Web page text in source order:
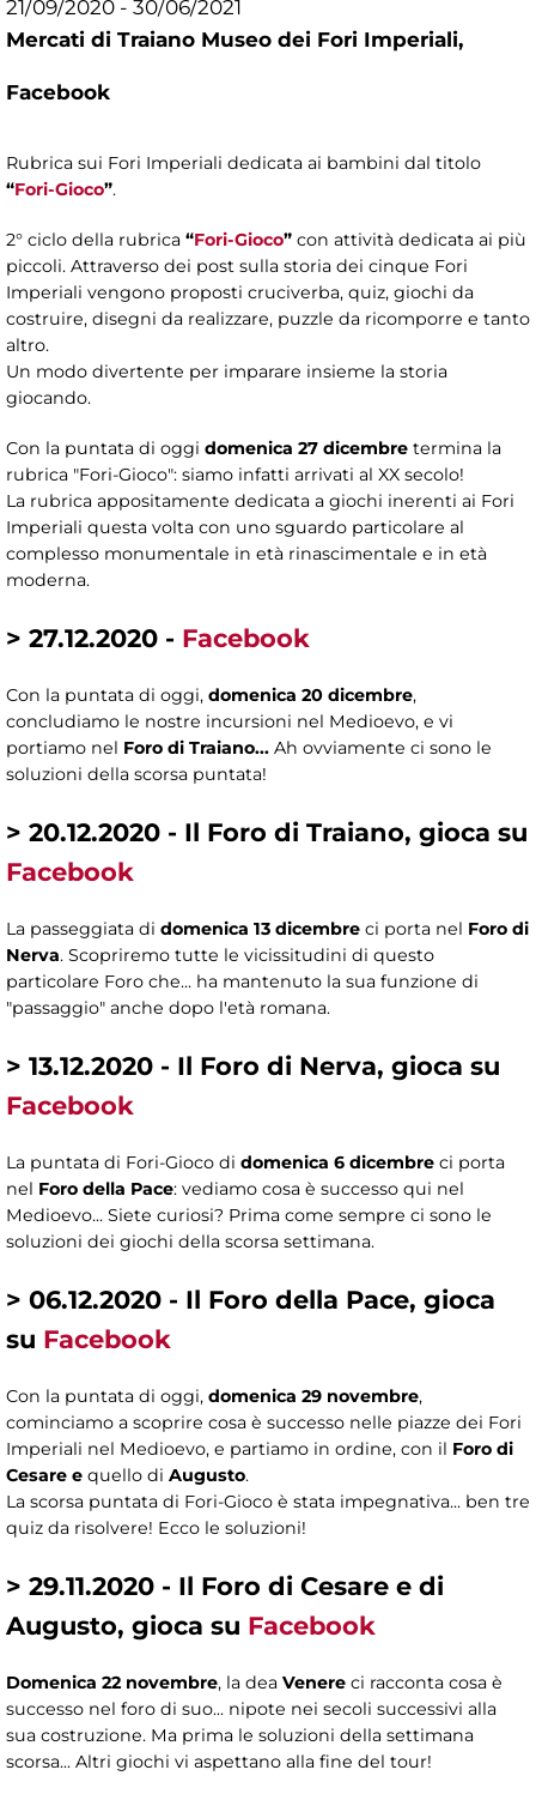
21/09/2020 - 30/06/2021
Mercati di Traiano Museo dei Fori Imperiali,
Facebook
Rubrica sui Fori Imperiali dedicata ai bambini dal titolo
“Fori-Gioco”.
2° ciclo della rubrica “Fori-Gioco” con attività dedicata ai più
piccoli. Attraverso dei post sulla storia dei cinque Fori
Imperiali vengono proposti cruciverba, quiz, giochi da
costruire, disegni da realizzare, puzzle da ricomporre e tanto
altro.
Un modo divertente per imparare insieme la storia
giocando.
Con la puntata di oggi domenica 27 dicembre termina la
rubrica "Fori-Gioco": siamo infatti arrivati al XX secolo!
La rubrica appositamente dedicata a giochi inerenti ai Fori
Imperiali questa volta con uno sguardo particolare al
complesso monumentale in età rinascimentale e in età
moderna.
> 27.12.2020 - Facebook
Con la puntata di oggi, domenica 20 dicembre,
concludiamo le nostre incursioni nel Medioevo, e vi
portiamo nel Foro di Traiano... Ah ovviamente ci sono le
soluzioni della scorsa puntata!
> 20.12.2020 - Il Foro di Traiano, gioca su
Facebook
La passeggiata di domenica 13 dicembre ci porta nel Foro di
Nerva. Scopriremo tutte le vicissitudini di questo
particolare Foro che... ha mantenuto la sua funzione di
"passaggio" anche dopo l'età romana.
> 13.12.2020 - Il Foro di Nerva, gioca su
Facebook
La puntata di Fori-Gioco di domenica 6 dicembre ci porta
nel Foro della Pace: vediamo cosa è successo qui nel
Medioevo... Siete curiosi? Prima come sempre ci sono le
soluzioni dei giochi della scorsa settimana.
> 06.12.2020 - Il Foro della Pace, gioca
su Facebook
Con la puntata di oggi, domenica 29 novembre,
cominciamo a scoprire cosa è successo nelle piazze dei Fori
Imperiali nel Medioevo, e partiamo in ordine, con il Foro di
Cesare e quello di Augusto.
La scorsa puntata di Fori-Gioco è stata impegnativa... ben tre
quiz da risolvere! Ecco le soluzioni!
> 29.11.2020 - Il Foro di Cesare e di
Augusto, gioca su Facebook
Domenica 22 novembre, la dea Venere ci racconta cosa è
successo nel foro di suo... nipote nei secoli successivi alla
sua costruzione. Ma prima le soluzioni della settimana
scorsa... Altri giochi vi aspettano alla fine del tour!